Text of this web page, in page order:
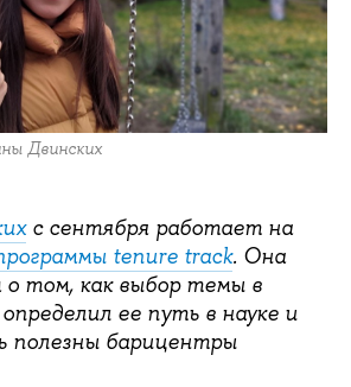
Двинских
с сентября работает на
tenure track. Она
о том, как выбор темы в
ее путь в науке и
полезны барицентры